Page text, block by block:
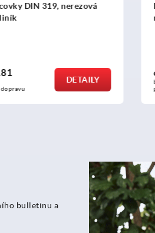
Kulové koncovky hladké
od CZK10.87
bez DPH
plus náklady na dopravu
bulletinu a